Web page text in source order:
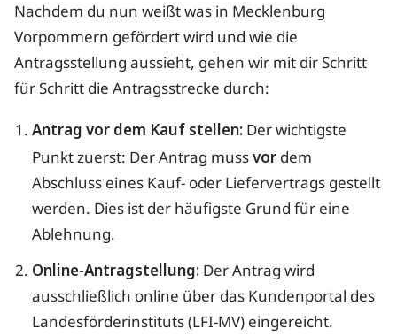
Nachdem du nun weißt was in Mecklenburg
Vorpommern gefördert wird und wie die
Antragsstellung aussieht, gehen wir mit dir Schritt
für Schritt die Antragsstrecke durch:
Antrag vor dem Kauf stellen: Der wichtigste
Punkt zuerst: Der Antrag mussvor dem
Abschluss eines Kauf- oder Liefervertrags gestellt
werden. Dies ist der häufigste Grund für eine
Ablehnung.
Online-Antragstellung: Der Antrag wird
ausschließlich online über das Kundenportal des
Landesförderinstituts (LFI-MV) eingereicht.